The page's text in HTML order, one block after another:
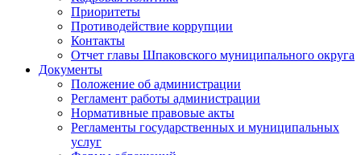
Приоритеты
Противодействие коррупции
Контакты
Отчет главы Шпаковского муниципального округа
Документы
Положение об администрации
Регламент работы администрации
Нормативные правовые акты
Регламенты государственных и муниципальных
услуг